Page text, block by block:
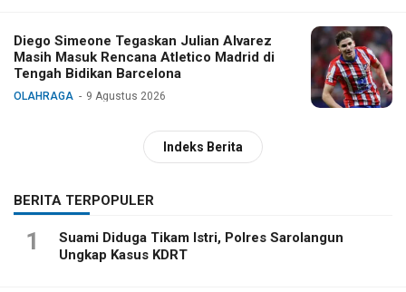
Diego Simeone Tegaskan Julian Alvarez
Masih Masuk Rencana Atletico Madrid di
Tengah Bidikan Barcelona
OLAHRAGA 9 Agustus 2026
Indeks Berita
BERITA TERPOPULER
1
Suami Diduga Tikam Istri, Polres Sarolangun
Ungkap Kasus KDRT